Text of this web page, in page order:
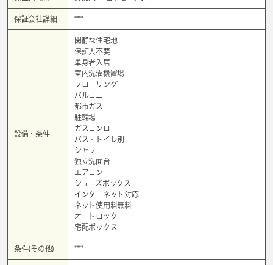
保証会社詳細 ****
設備・条件
閑静な住宅地
保証人不要
単身者入居
室内洗濯機置場
フローリング
バルコニー
都市ガス
駐輪場
ガスコンロ
バス・トイレ別
シャワー
独立洗面台
エアコン
シューズボックス
インターネット対応
ネット使用料無料
オートロック
宅配ボックス
条件(その他) ****